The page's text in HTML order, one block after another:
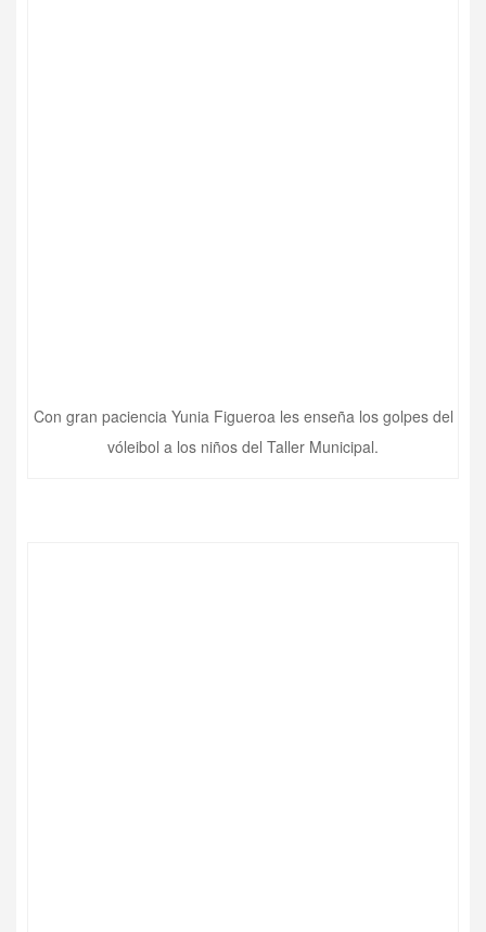
Con gran paciencia Yunia Figueroa les enseña los golpes del
vóleibol a los niños del Taller Municipal.